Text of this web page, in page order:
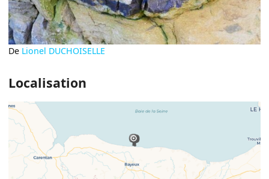
De Lionel DUCHOISELLE
Localisation